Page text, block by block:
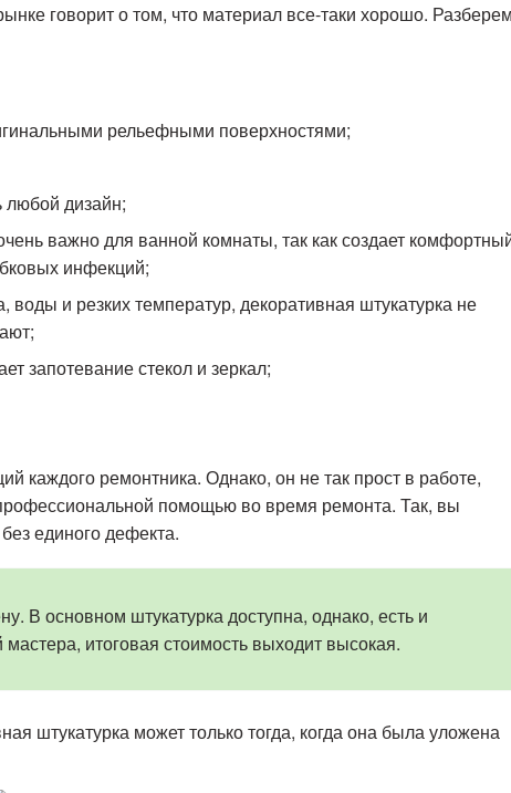
говорит о том, что материал все-таки хорошо.
рельефными поверхностями;
любой дизайн;
важно для ванной комнаты, так как создает
инфекций;
воды и резких температур, декоративная штукатурка не
запотевание стекол и зеркал;
каждого ремонтника. Однако, он не так прост в работе,
помощью во время ремонта. Так, вы
единого дефекта.
В основном штукатурка доступна, однако, есть и
итоговая стоимость выходит высокая.
штукатурка может только тогда, когда она была уложена